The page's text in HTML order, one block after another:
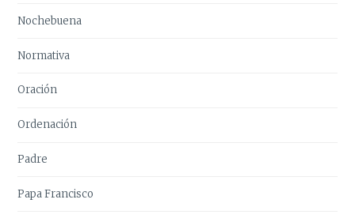
Nochebuena
Normativa
Oración
Ordenación
Padre
Papa Francisco